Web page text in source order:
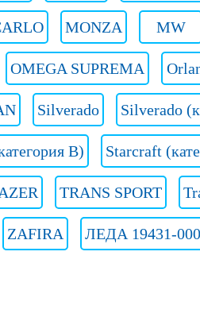
MONZA MW
OMEGA SUPREMA
Silverado Silverado
B) Starcraft
TRANS SPORT
ZAFIRA ЛЕДА 19431-